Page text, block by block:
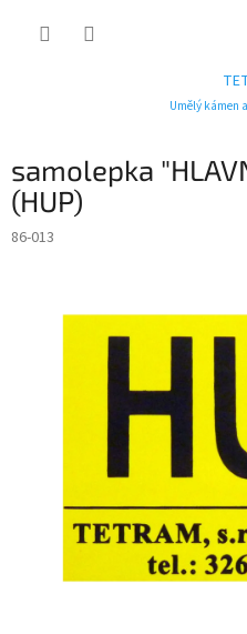
Umělý kámen
samolepka
(HUP)
86-013